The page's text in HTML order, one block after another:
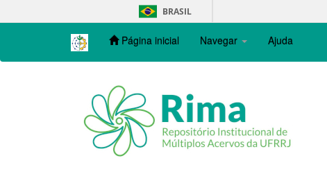
navigation
BRASIL
Página inicial Navegar Ajuda